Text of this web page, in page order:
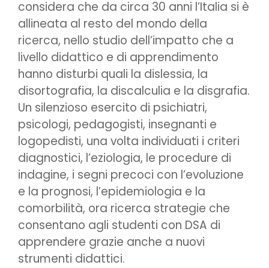
considera che da circa 30 anni l’Italia si è
allineata al resto del mondo della
ricerca, nello studio dell’impatto che a
livello didattico e di apprendimento
hanno disturbi quali la dislessia, la
disortografia, la discalculia e la disgrafia.
Un silenzioso esercito di psichiatri,
psicologi, pedagogisti, insegnanti e
logopedisti, una volta individuati i criteri
diagnostici, l’eziologia, le procedure di
indagine, i segni precoci con l’evoluzione
e la prognosi, l’epidemiologia e la
comorbilità, ora ricerca strategie che
consentano agli studenti con DSA di
apprendere grazie anche a nuovi
strumenti didattici.